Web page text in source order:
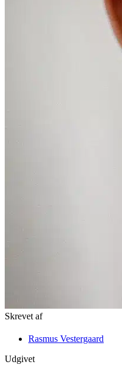
Skrevet af
Rasmus Vestergaard
Udgivet